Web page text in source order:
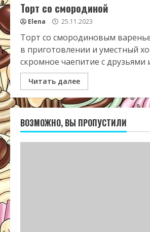
Торт со смородиной
Elena 25.11.2023
Торт со смородиновым
в приготовлении и уместный
скромное чаепитие с друзьями
Читать далее
ВОЗМОЖНО, ВЫ ПРОПУСТИЛИ